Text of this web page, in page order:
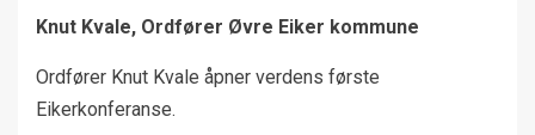
Knut Kvale, Ordfører Øvre Eiker kommune
Ordfører Knut Kvale åpner verdens første
Eikerkonferanse.